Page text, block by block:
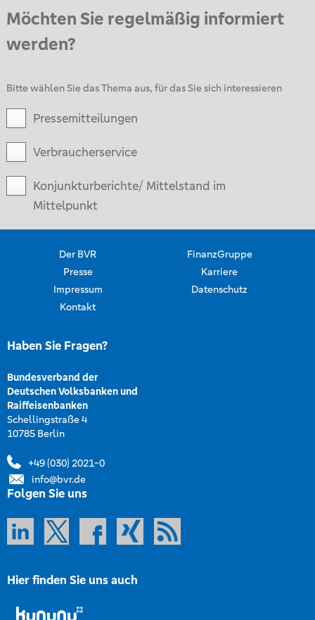
Möchten Sie regelmäßig informiert
werden?
Bitte wählen Sie das Thema aus, für das Sie sich interessieren
Pressemitteilungen
Verbraucherservice
Konjunkturberichte/ Mittelstand im
Mittelpunkt
Der BVR
FinanzGruppe
Presse
Karriere
Impressum
Datenschutz
Kontakt
Haben Sie Fragen?
Bundesverband der
Deutschen Volksbanken und
Raiffeisenbanken
Schellingstraße 4
10785 Berlin
+49 (030) 2021-0
info@bvr.de
Folgen Sie uns
Hier finden Sie uns auch